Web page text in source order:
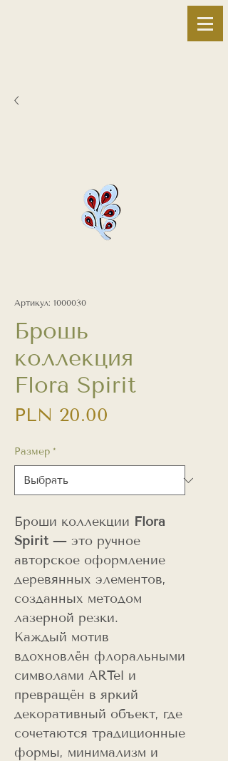
Артикул: 1000030
Брошь
коллекция
Flora Spirit
PLN 20.00
Размер *
Броши коллекции Flora
Spirit— это ручное
авторское оформление
деревянных элементов,
созданных методом
лазерной резки.
Каждый мотив
вдохновлён флоральными
символами ARTel и
превращён в яркий
декоративный объект, где
сочетаются традиционные
формы, минимализм и